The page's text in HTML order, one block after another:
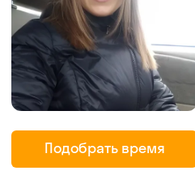
Подобрать время